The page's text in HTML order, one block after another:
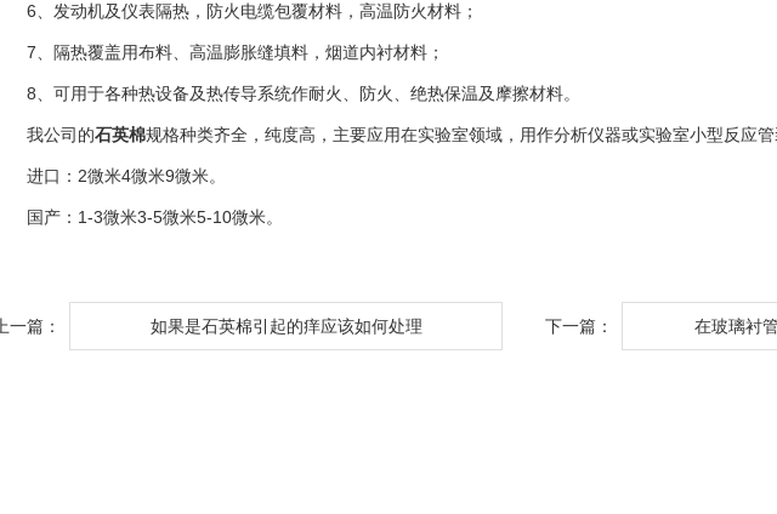
6、发动机及仪表隔热，防火电缆包覆材料，高温防火材料；
7、隔热覆盖用布料、高温膨胀缝填料，烟道内衬材料；
8、可用于各种热设备及热传导系统作耐火、防火、绝热保温及摩擦材料。
我公司的石英棉规格种类齐全，纯度高，主要应用在实验室领域，用作分析仪器或实验室小型反应管
进口：2微米4微米9微米。
国产：1-3微米3-5微米5-10微米。
上一篇： 如果是石英棉引起的痒应该如何处理 下一篇： 在玻璃衬